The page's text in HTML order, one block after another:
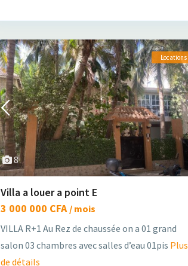
8
Locations
Villa a louer a point E
3 000 000 CFA / mois
VILLA R+1 Au Rez de chaussée on a 01 grand
salon 03 chambres avec salles d’eau 01pis Plus
de détails